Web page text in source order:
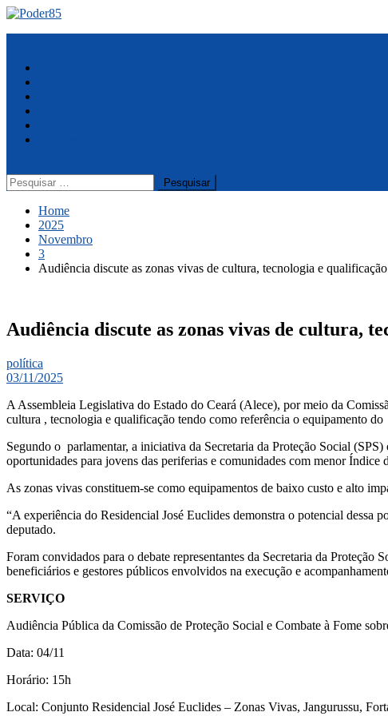
Skip
Pesquisar
por:
Home
2025
Novembro
3
Audiência discute as zonas vivas de cultura, tecnologia e
Audiência discute as zonas vivas de cultura,
política
03/11/2025
A Assembleia Legislativa do Estado do Ceará (Alece), por meio da
cultura , tecnologia e qualificação tendo como referência o equipamento
Segundo o parlamentar, a iniciativa da Secretaria da Proteção Social
oportunidades para jovens das periferias e comunidades com menor
As zonas vivas constituem-se como equipamentos de baixo custo e alto
“A experiência do Residencial José Euclides demonstra o potencial
deputado.
Foram convidados para o debate representantes da Secretaria da
beneficiários e gestores públicos envolvidos na execução e
SERVIÇO
Audiência Pública da Comissão de Proteção Social e Combate à Fome
Data: 04/11
Horário: 15h
Local: Conjunto Residencial José Euclides – Zonas Vivas, Jangurussu,